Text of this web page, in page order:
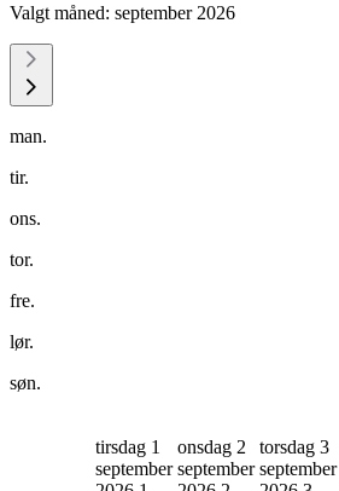
Valgt måned: september 2026
man.
tir.
ons.
tor.
fre.
lør.
søn.
tirsdag 1
september
onsdag 2
september
torsdag 3
september